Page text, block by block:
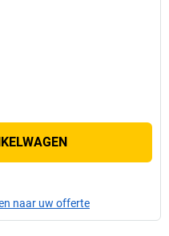
naar uw offerte